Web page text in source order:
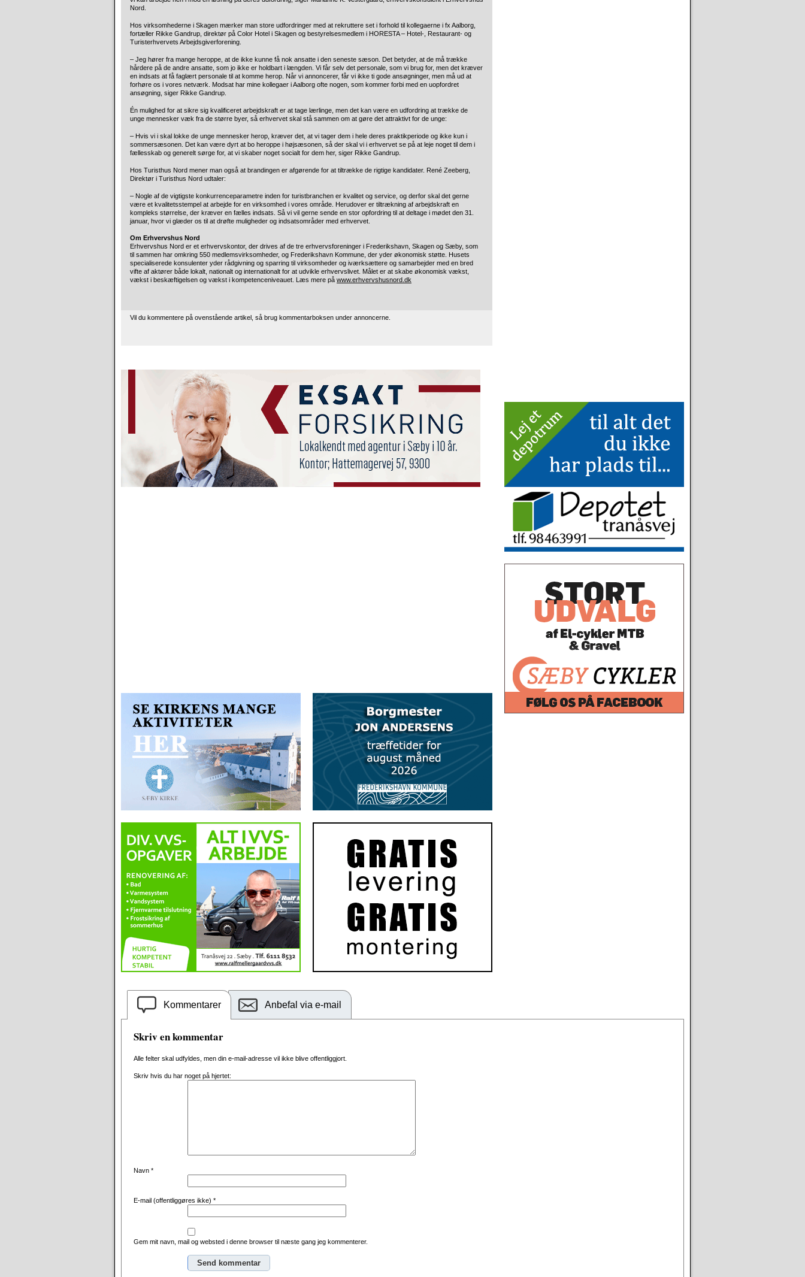
Nord.
Hos virksomhederne i Skagen mærker man store udfordringer med at rekruttere set i forhold til kollegaerne i fx Aalborg,
fortæller Rikke Gandrup, direktør på Color Hotel i Skagen og bestyrelsesmedlem i HORESTA – Hotel-, Restaurant- og
Turisterhvervets Arbejdsgiverforening.
– Jeg hører fra mange heroppe, at de ikke kunne få nok ansatte i den seneste sæson. Det betyder, at de må trække
hårdere på de andre ansatte, som jo ikke er holdbart i længden. Vi får selv det personale, som vi brug for, men det kræver
en indsats at få faglært personale til at komme herop. Når vi annoncerer, får vi ikke ti gode ansøgninger, men må ud at
forhøre os i vores netværk. Modsat har mine kollegaer i Aalborg ofte nogen, som kommer forbi med en uopfordret
ansøgning, siger Rikke Gandrup.
Én mulighed for at sikre sig kvalificeret arbejdskraft er at tage lærlinge, men det kan være en udfordring at trække de
unge mennesker væk fra de større byer, så erhvervet skal stå sammen om at gøre det attraktivt for de unge:
– Hvis vi i skal lokke de unge mennesker herop, kræver det, at vi tager dem i hele deres praktikperiode og ikke kun i
sommersæsonen. Det kan være dyrt at bo heroppe i højsæsonen, så der skal vi i erhvervet se på at leje noget til dem i
fællesskab og generelt sørge for, at vi skaber noget socialt for dem her, siger Rikke Gandrup.
Hos Turisthus Nord mener man også at brandingen er afgørende for at tiltrække de rigtige kandidater. René Zeeberg,
Direktør i Turisthus Nord udtaler:
– Nogle af de vigtigste konkurrenceparametre inden for turistbranchen er kvalitet og service, og derfor skal det gerne
være et kvalitetsstempel at arbejde for en virksomhed i vores område. Herudover er tiltrækning af arbejdskraft en
kompleks størrelse, der kræver en fælles indsats. Så vi vil gerne sende en stor opfordring til at deltage i mødet den 31.
januar, hvor vi glæder os til at drøfte muligheder og indsatsområder med erhvervet.
Om Erhvervshus Nord
Erhvervshus Nord er et erhvervskontor, der drives af de tre erhvervsforeninger i Frederikshavn, Skagen og Sæby, som
til sammen har omkring 550 medlemsvirksomheder, og Frederikshavn Kommune, der yder økonomisk støtte. Husets
specialiserede konsulenter yder rådgivning og sparring til virksomheder og iværksættere og samarbejder med en bred
vifte af aktører både lokalt, nationalt og internationalt for at udvikle erhvervslivet. Målet er at skabe økonomisk vækst,
vækst i beskæftigelsen og vækst i kompetenceniveauet. Læs mere på www.erhvervshusnord.dk
Vil du kommentere på ovenstående artikel, så brug kommentarboksen under annoncerne.
Kommentarer Anbefal via e-mail
Skriv en kommentar
Alle felter skal udfyldes, men din e-mail-adresse vil ikke blive offentliggjort.
Skriv hvis du har noget på hjertet:
Navn *
E-mail (offentliggøres ikke) *
Gem mit navn, mail og websted i denne browser til næste gang jeg kommenterer.